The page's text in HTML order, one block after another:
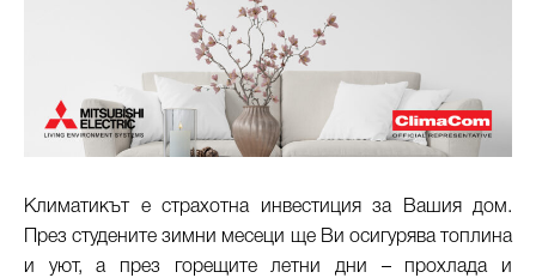
Климатикът е страхотна инвестиция за Вашия дом.
През студените зимни месеци ще Ви осигурява топлина
и уют, а през горещите летни дни – прохлада и